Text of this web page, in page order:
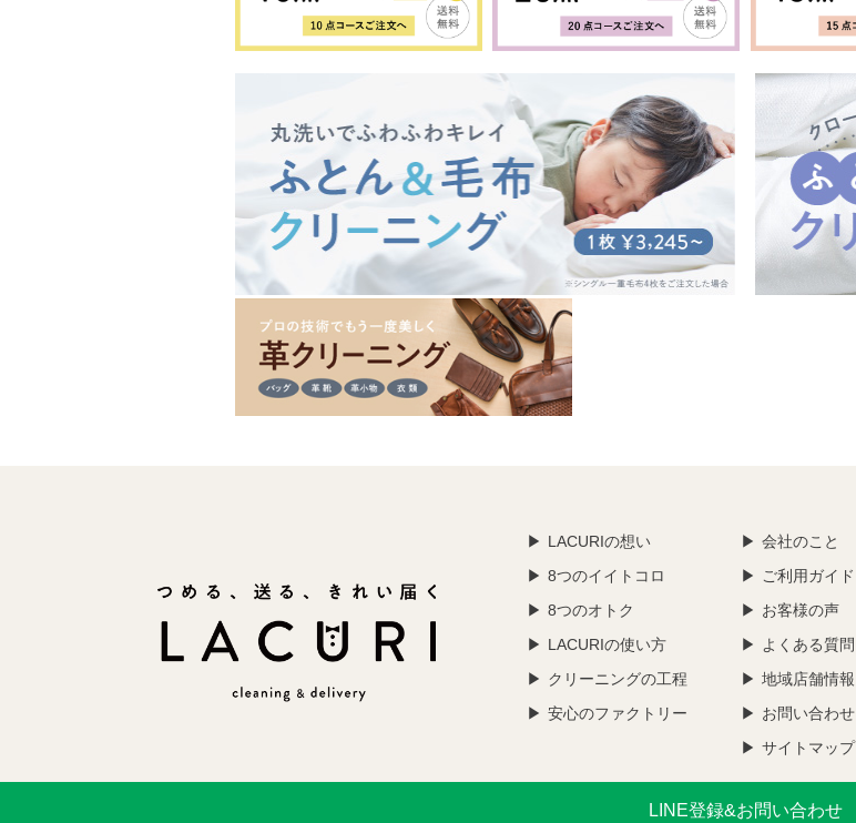
LACURIの想い
8つのイイトコロ
8つのオトク
LACURIの使い方
クリーニングの工程
安心のファクトリー
会社のこと
ご利用ガイド
お客様の声
よくある質問
地域店舗情報
お問い合わせ
サイトマップ
Copyright © LACURI. All Rights Reserved.
LINE登録&お問い合わせ